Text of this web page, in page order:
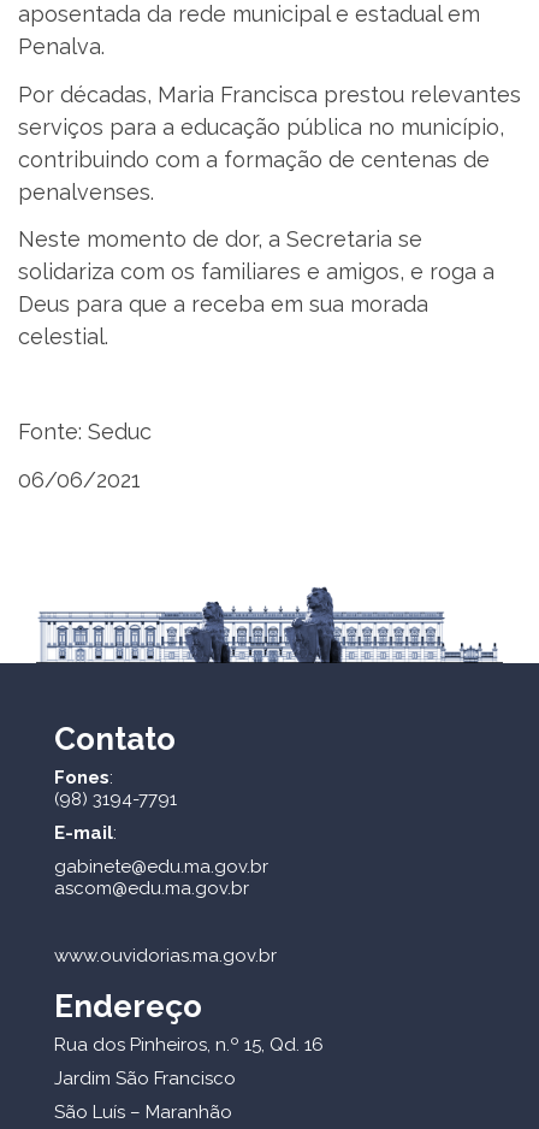
aposentada da rede municipal e estadual em
Penalva.
Por décadas, Maria Francisca prestou relevantes
serviços para a educação pública no município,
contribuindo com a formação de centenas de
penalvenses.
Neste momento de dor, a Secretaria se
solidariza com os familiares e amigos, e roga a
Deus para que a receba em sua morada
celestial.
Fonte: Seduc
06/06/2021
Contato
Fones:
(98) 3194-7791
E-mail:
gabinete@edu.ma.gov.br
ascom@edu.ma.gov.br
www.ouvidorias.ma.gov.br
Endereço
Rua dos Pinheiros, n.º 15, Qd. 16
Jardim São Francisco
São Luís – Maranhão